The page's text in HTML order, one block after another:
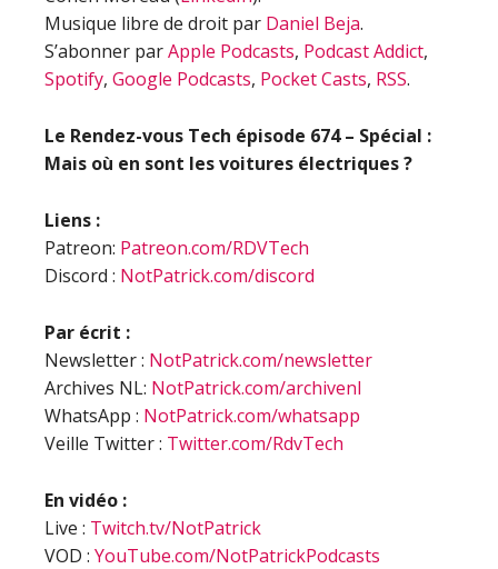
Musique libre de droit par Daniel Beja.
S’abonner parApple Podcasts, Podcast Addict,
Spotify, Google Podcasts, Pocket Casts, RSS.
Le Rendez-vous Tech épisode 674 – Spécial :
Mais où en sont les voitures électriques ?
Liens :
Patreon: Patreon.com/RDVTech
Discord : NotPatrick.com/discord
Par écrit :
Newsletter : NotPatrick.com/newsletter
Archives NL: NotPatrick.com/archivenl
WhatsApp : NotPatrick.com/whatsapp
Veille Twitter : Twitter.com/RdvTech
En vidéo :
Live : Twitch.tv/NotPatrick
VOD : YouTube.com/NotPatrickPodcasts